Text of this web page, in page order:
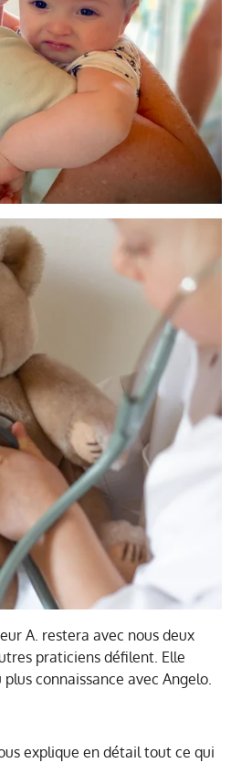
A. restera avec nous deux
praticiens défilent. Elle
connaissance avec Angelo.
explique en détail tout ce qui